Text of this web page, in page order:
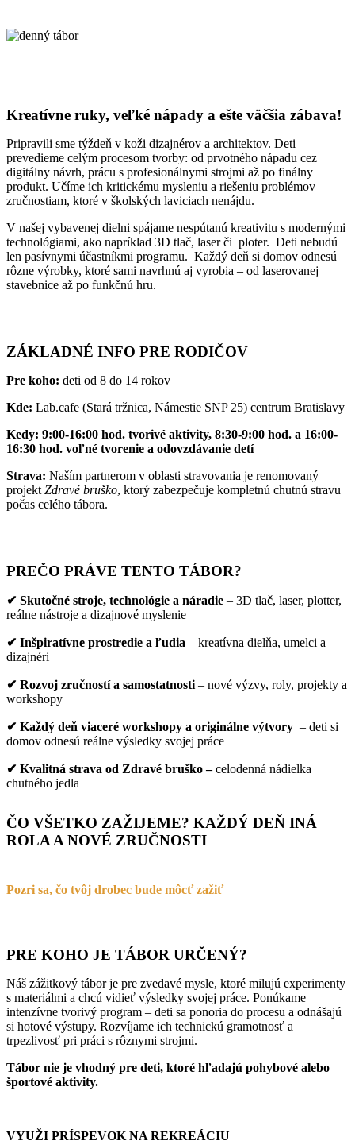
Kreatívne ruky, veľké nápady a ešte väčšia zábava!
Pripravili sme týždeň v koži dizajnérov a architektov. Deti
prevedieme celým procesom tvorby: od prvotného nápadu cez
digitálny návrh, prácu s profesionálnymi strojmi až po finálny
produkt. Učíme ich kritickému mysleniu a riešeniu problémov –
zručnostiam, ktoré v školských laviciach nenájdu.
V našej vybavenej dielni spájame nespútanú kreativitu s modernými
technológiami, ako napríklad 3D tlač, laser či ploter. Deti nebudú
len pasívnymi účastníkmi programu. Každý deň si domov odnesú
rôzne výrobky, ktoré sami navrhnú aj vyrobia – od laserovanej
stavebnice až po funkčnú hru.
ZÁKLADNÉ INFO PRE RODIČOV
Pre koho: deti od 8 do 14 rokov
Kde: Lab.cafe (Stará tržnica, Námestie SNP 25) centrum Bratislavy
Kedy: 9:00-16:00 hod. tvorivé aktivity, 8:30-9:00 hod. a 16:00-
16:30 hod. voľné tvorenie a odovzdávanie detí
Strava: Naším partnerom v oblasti stravovania je renomovaný
projekt Zdravé bruško, ktorý zabezpečuje kompletnú chutnú stravu
počas celého tábora.
PREČO PRÁVE TENTO TÁBOR?
✔ Skutočné stroje, technológie a náradie – 3D tlač, laser, plotter,
reálne nástroje a dizajnové myslenie
✔ Inšpiratívne prostredie a ľudia – kreatívna dielňa, umelci a
dizajnéri
✔ Rozvoj zručností a samostatnosti – nové výzvy, roly, projekty a
workshopy
✔ Každý deň viaceré workshopy a originálne výtvory – deti si
domov odnesú reálne výsledky svojej práce
✔ Kvalitná strava od Zdravé bruško –celodenná nádielka
chutného jedla
ČO VŠETKO ZAŽIJEME? KAŽDÝ DEŇ INÁ
ROLA A NOVÉ ZRUČNOSTI
Pozri sa, čo tvôj drobec bude môcť zažiť
PRE KOHO JE TÁBOR URČENÝ?
Náš zážitkový tábor je pre zvedavé mysle, ktoré milujú experimenty
s materiálmi a chcú vidieť výsledky svojej práce. Ponúkame
intenzívne tvorivý program – deti sa ponoria do procesu a odnášajú
si hotové výstupy. Rozvíjame ich technickú gramotnosť a
trpezlivosť pri práci s rôznymi strojmi.
Tábor nie je vhodný pre deti, ktoré hľadajú pohybové alebo
športové aktivity.
VYUŽI PRÍSPEVOK NA REKREÁCIU